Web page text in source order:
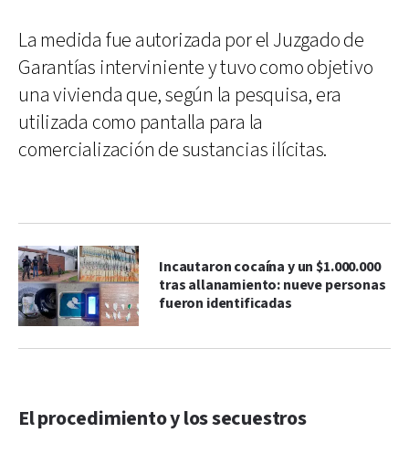
La medida fue autorizada por el Juzgado de
Garantías interviniente y tuvo como objetivo
una vivienda que, según la pesquisa, era
utilizada como pantalla para la
comercialización de sustancias ilícitas.
Incautaron cocaína y un $1.000.000
tras allanamiento: nueve personas
fueron identificadas
El procedimiento y los secuestros